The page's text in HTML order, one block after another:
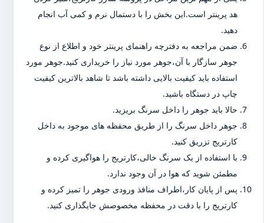
هد پرینتر است.این بخش را با دستمال نرم و کمی آب انجام
دهید.
ضمن مراجعه به دفترچه راهنمای پرینتر خود و اطلاع از نوع
جوهر سازگار با آن،جوهر مورد نیاز را خریداری کنید.جوهر مورد
استفاده باید کیفیت بالایی داشته باشد تا شاهد بالاترین کیفیت
چاپ در دستگاه باشید.
حالا باید جوهر را داخل سرنگ بریزید.
جوهر داخل سرنگ را از طریق محفظه های موجود به داخل
کارتریج تزریق کنید.
با استفاده از یک سرنگ خالی،کارتریج را هواگیری کرده و
مطمئن شوید که هوا در آن وجود ندارد.
پس از پایان کار،اطراف منافذ ورودی جوهر را تمیز کرده و
کارتریج را با دقت در محفظه مخصوصش جایگذاری کنید.